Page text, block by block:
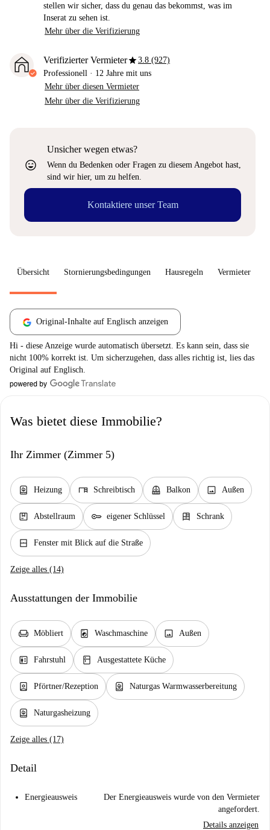
stellen wir sicher, dass du genau das bekommst, was im
Inserat zu sehen ist.
Mehr über die Verifizierung
Verifizierter Vermieterstar3.8 (927)
Professionell · 12 Jahre mit uns
Mehr über diesen Vermieter
Mehr über die Verifizierung
sentiment_very_satisfied
Unsicher wegen etwas?
Wenn du Bedenken oder Fragen zu diesem Angebot hast,
sind wir hier, um zu helfen.
Kontaktiere unser Team
Übersicht Stornierungsbedingungen Hausregeln Vermieter
Original-Inhalte auf Englisch anzeigen
Hi - diese Anzeige wurde automatisch übersetzt. Es kann sein, dass sie
nicht 100% korrekt ist. Um sicherzugehen, dass alles richtig ist, lies das
Original auf Englisch.
Was bietet diese Immobilie?
Ihr Zimmer (Zimmer 5)
water_heater Heizung desk Schreibtisch balcony Balkon image Außen
package Abstellraum key eigener Schlüssel dresser Schrank
window_closed Fenster mit Blick auf die Straße
Zeige alles (14)
Ausstattungen der Immobilie
chair Möbliert local_laundry_service Waschmaschine image Außen
elevator Fahrstuhl kitchen Ausgestattete Küche
person_book Pförtner/Rezeption water_heater Naturgas Warmwasserbereitung
water_heater Naturgasheizung
Zeige alles (17)
Detail
Energieausweis
Der Energieausweis wurde von den Vermieter
angefordert.
Details anzeigen